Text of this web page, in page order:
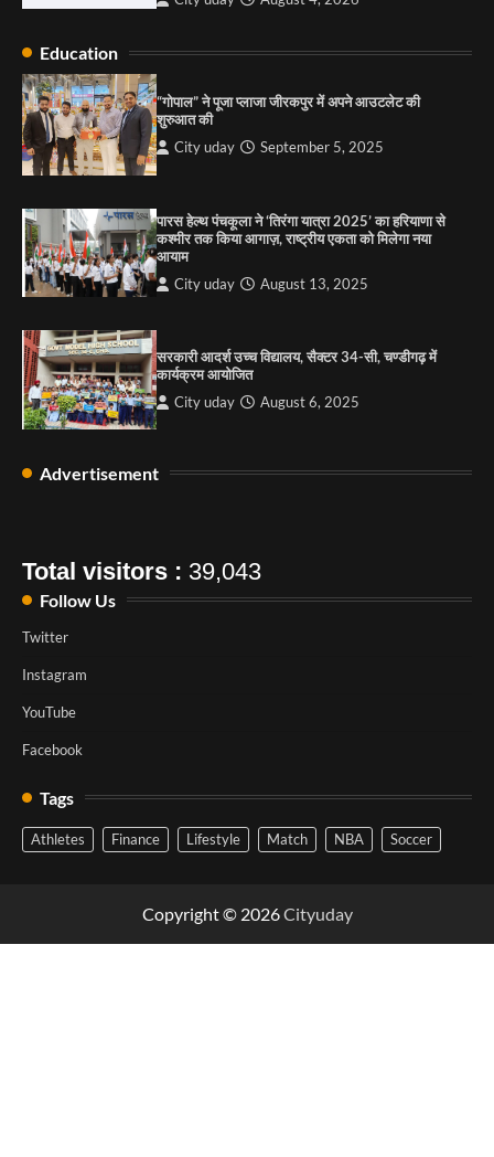
3
कार्यक्रम आयोजित
City uday
4
राहुल गाँधी ने खाई है वैश्विक मंच पर भारत को कमजोर करने
की कसम: देवशाली
City uday August 6, 2025
Education
“गोपाल” ने पूजा प्लाजा जीरकपुर में अपने आउटलेट की
शुरुआत की
City uday September 5, 2025
पारस हेल्थ पंचकूला ने ‘तिरंगा यात्रा 2025’ का हरियाणा से
कश्मीर तक किया आगाज़, राष्ट्रीय एकता को मिलेगा नया
आयाम
City uday August 13, 2025
सरकारी आदर्श उच्च विद्यालय, सैक्टर 34-सी, चण्डीगढ़ में
कार्यक्रम आयोजित
City uday August 6, 2025
Advertisement
Total visitors : 39,043
Follow Us
Twitter
Instagram
YouTube
Facebook
Tags
Athletes Finance Lifestyle Match NBA Soccer
Copyright © 2026Cityuday